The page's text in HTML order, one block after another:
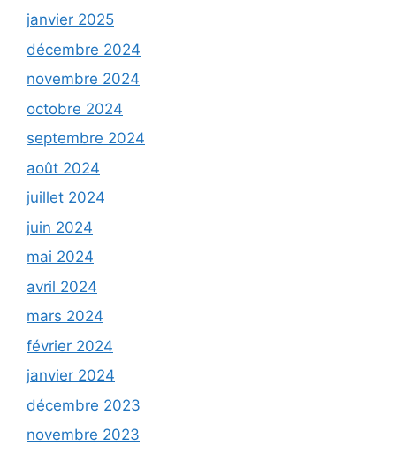
janvier 2025
décembre 2024
novembre 2024
octobre 2024
septembre 2024
août 2024
juillet 2024
juin 2024
mai 2024
avril 2024
mars 2024
février 2024
janvier 2024
décembre 2023
novembre 2023